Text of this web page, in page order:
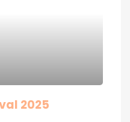
2025